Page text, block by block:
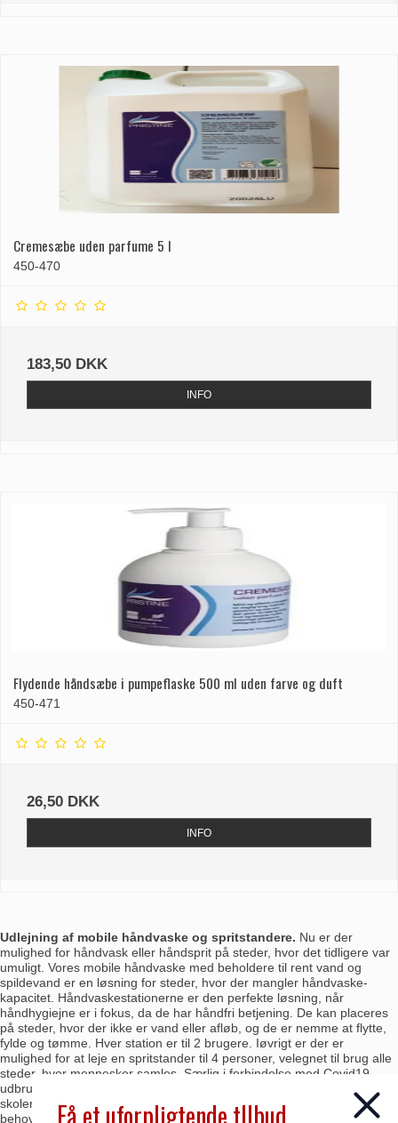
Cremesæbe uden parfume 5 l
450-470
183,50 DKK
INFO
Flydende håndsæbe i pumpeflaske 500 ml uden farve og duft
450-471
26,50 DKK
INFO
Udlejning af mobile håndvaske og spritstandere. Nu er der
mulighed for håndvask eller håndsprit på steder, hvor det tidligere var
umuligt. Vores mobile håndvaske med beholdere til rent vand og
spildevand er en løsning for steder, hvor der mangler håndvaske-
kapacitet. Håndvaskestationerne er den perfekte løsning, når
håndhygiejne er i fokus, da de har håndfri betjening. De kan placeres
på steder, hvor der ikke er vand eller afløb, og de er nemme at flytte,
fylde og tømme. Hver station er til 2 brugere. Iøvrigt er der er
mulighed for at leje en spritstander til 4 personer, velegnet til brug alle
steder, hvor mennesker samles. Særlig i forbindelse med Covid19-
udbruddet er kravet til håndhygiejne blevet skærpet, og der er på
skoler, børneinstitutioner, plejehjem, forretninger, arbejdspladser m.m.
behov for ekstra god håndhygiejne.